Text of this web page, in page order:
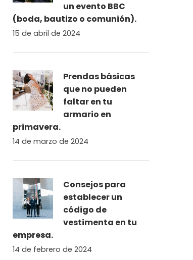
un evento BBC
(boda, bautizo o comunión).
15 de abril de 2024
Prendas básicas
que no pueden
faltar en tu
armario en
primavera.
14 de marzo de 2024
Consejos para
establecer un
código de
vestimenta en tu
empresa.
14 de febrero de 2024